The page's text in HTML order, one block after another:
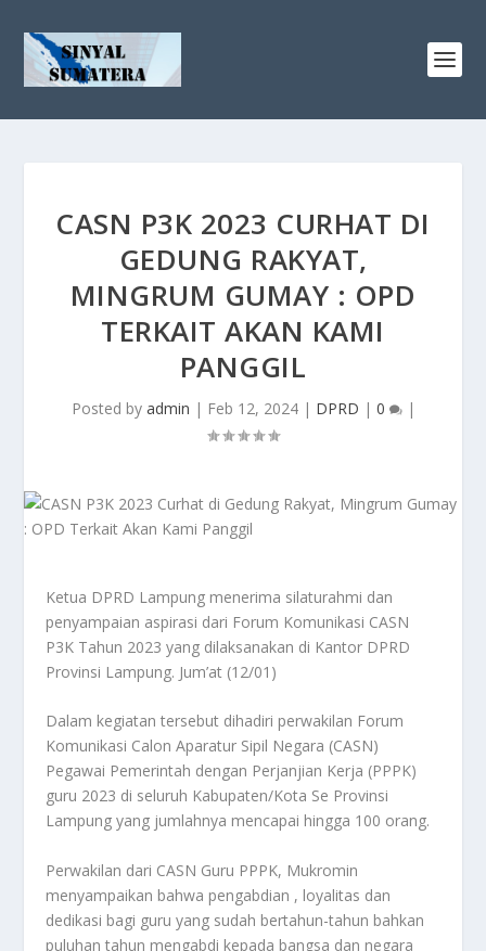
CASN P3K 2023 CURHAT DI
GEDUNG RAKYAT,
MINGRUM GUMAY : OPD
TERKAIT AKAN KAMI
PANGGIL
Posted by admin | Feb 12, 2024| DPRD | 0 |
Ketua DPRD Lampung menerima silaturahmi dan
penyampaian aspirasi dari Forum Komunikasi CASN
P3K Tahun 2023 yang dilaksanakan di Kantor DPRD
Provinsi Lampung. Jum’at (12/01)
Dalam kegiatan tersebut dihadiri perwakilan Forum
Komunikasi Calon Aparatur Sipil Negara (CASN)
Pegawai Pemerintah dengan Perjanjian Kerja (PPPK)
guru 2023 di seluruh Kabupaten/Kota Se Provinsi
Lampung yang jumlahnya mencapai hingga 100 orang.
Perwakilan dari CASN Guru PPPK, Mukromin
menyampaikan bahwa pengabdian , loyalitas dan
dedikasi bagi guru yang sudah bertahun-tahun bahkan
puluhan tahun mengabdi kepada bangsa dan negara